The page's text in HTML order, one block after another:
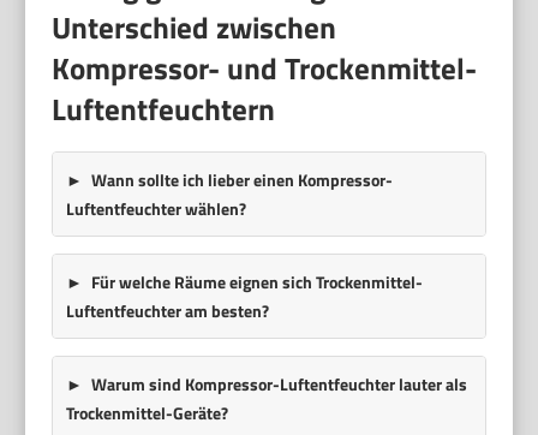
Unterschied zwischen
Kompressor- und Trockenmittel-
Luftentfeuchtern
Wann sollte ich lieber einen Kompressor-
Luftentfeuchter wählen?
Für welche Räume eignen sich Trockenmittel-
Luftentfeuchter am besten?
Warum sind Kompressor-Luftentfeuchter lauter als
Trockenmittel-Geräte?